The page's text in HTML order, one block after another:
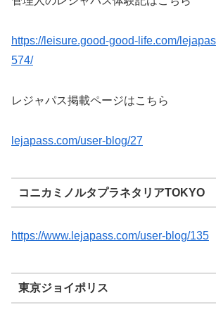
https://leisure.good-good-life.com/
574/
レジャパス掲載ページはこちら
lejapass.com/user-blog/27
コニカミノルタプラネタリアTOKYO
https://www.lejapass.com/user-blog/135
東京ジョイポリス